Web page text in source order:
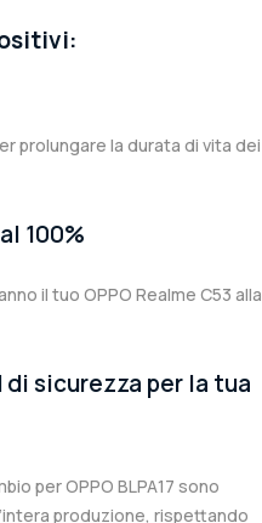
prolungare la durata di vita dei
100%
il tuo OPPO Realme C53 alla
sicurezza per la tua
per OPPO BLPA17 sono
produzione, rispettando